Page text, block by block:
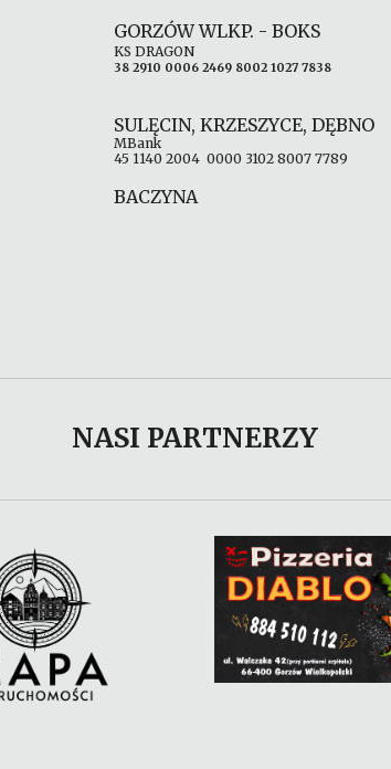
GORZÓW WLKP. -BOKS
KS DRAGON
38 2910 0006 2469 8002 1027 7838
SULĘCIN, KRZESZYCE, DĘBNO
MBank
45 1140 2004 0000 3102 8007 7789
BACZYNA
NASI PARTNERZY